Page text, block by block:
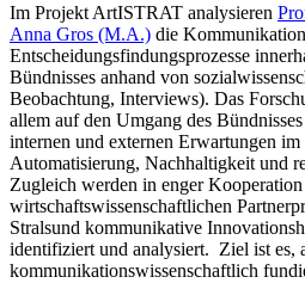
Im Projekt ArtISTRAT analysieren
Anna Gros (M.A.) die
Entscheidungsfindungsprozesse
Bündnisses anhand von
Beobachtung, Interviews). Das
allem auf den Umgang des
internen und externen Erwartungen im
Automatisierung, Nachhaltigkeit und
Zugleich werden in enger
wirtschaftswissenschaftlichen
Stralsund kommunikative
identifiziert und analysiert. Ziel ist es,
kommunikationswissenschaftlich